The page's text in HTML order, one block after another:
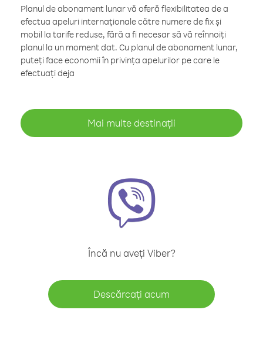
Planul de abonament lunar vă oferă flexibilitatea de a
efectua apeluri internaționale către numere de fix și
mobil la tarife reduse, fără a fi necesar să vă reînnoiți
planul la un moment dat. Cu planul de abonament lunar,
puteți face economii în privința apelurilor pe care le
efectuați deja
Mai multe destinații
Încă nu aveți Viber?
Descărcați acum